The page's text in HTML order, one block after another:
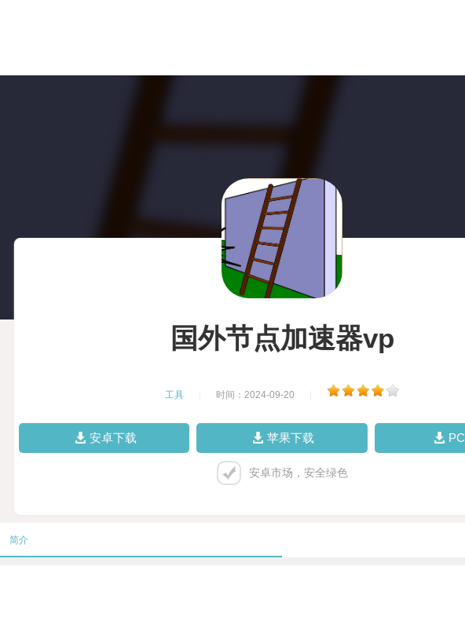
国外节点加速器vp
工具 时间：2024-09-20
安卓下载 苹果下载
安卓市场，安全绿色
简介